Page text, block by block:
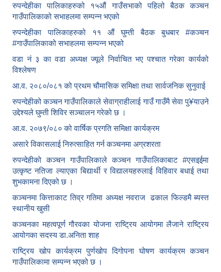
रुपन्देहीका पालिकाहरुको १५औं गाउँसभाको पहिलो बैठक कञ्चन
गाउँपालिकाको सभाहलमा सम्पन्न भएको
रुपन्देहीका पालिकाहरुको ११ औं घुम्ती बैठक बुधबार #कञ्चन
#गाउँपालिकाको सभाहलमा सम्पन्न भएको
वडा नं ३ का वडा अध्यक्ष ज्यूले निर्वाचित भए पश्चात गरेका कार्यको
विश्लेषण
आ.व. २०८०/०८१ को प्रथम चौमासिक समिक्षा तथा सार्वजनिक सुनुवाई
रुपन्देहीको कञ्चन गाउँपालिकाले सेवाग्राहीलाई गाउँ गाउँमै सेवा पु¥याउने
उद्देश्यले घुम्ती शिविर सञ्चालन गरेको छ ।
आ.व. २०७९/०८० को वार्षिक प्रगति समिक्षा कार्यक्रम
असारे विकासलाई निरुत्साहित गर्न कञ्चनमा अग्रशरता
रुपन्देहीको कञ्चन गाउँपालिकाले कञ्चन गाउँपालिकाबाट #एसइईमा
उत्कृष्ट नतिजा ल्याएका बिद्यार्थी र विद्यालयहरुलाई विहिवार बधाई तथा
शुभकामना दिएको छ ।
कञ्चनमा कित्ताकाट तिव्र गतिमा अध्यक्ष नवराज ढकाल फिल्डमै ब्यस्त
स्थानीय खुसी
कञ्चनका महत्वपूर्ण गौरवका योजना राष्ट्रिय आयोगमा लैजाने राष्ट्रिय
आयोगका सदस्य डा.अनिता शाह
राष्ट्रिय खोप कार्यक्रम पुर्णखोप दिगोपना घोषण कार्यक्रम कञ्‍चन
गाउँपालिकामा सम्पन्न भएको छ ।